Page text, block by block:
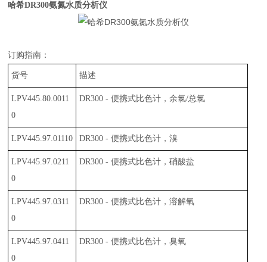
哈希DR300氨氮水质分析仪
订购指南：
货号 描述
LPV445.80.0011
0
DR300 -便携式比色计，余氯/总氯
LPV445.97.01110 DR300 -便携式比色计，溴
LPV445.97.0211
0
DR300 -便携式比色计，硝酸盐
LPV445.97.0311
0
DR300 -便携式比色计，溶解氧
LPV445.97.0411
0
DR300 -便携式比色计，臭氧